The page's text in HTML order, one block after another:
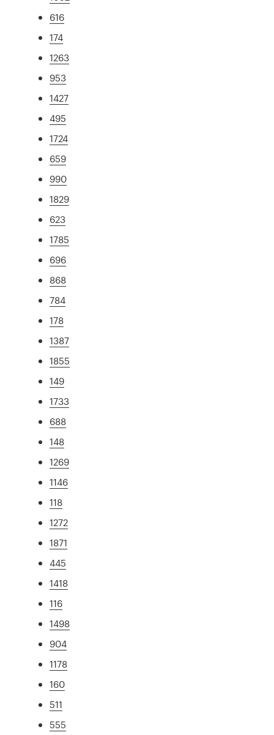
616
174
1263
953
1427
495
1724
659
990
1829
623
1785
696
868
784
178
1387
1855
149
1733
688
148
1269
1146
118
1272
1871
445
1418
116
1498
904
1178
160
511
555